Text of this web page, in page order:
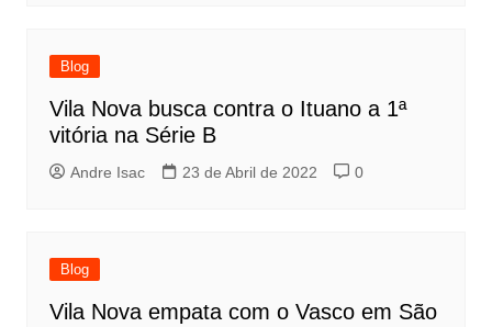
Blog
Vila Nova busca contra o Ituano a 1ª
vitória na Série B
Andre Isac 23 de Abril de 2022 0
Blog
Vila Nova empata com o Vasco em São